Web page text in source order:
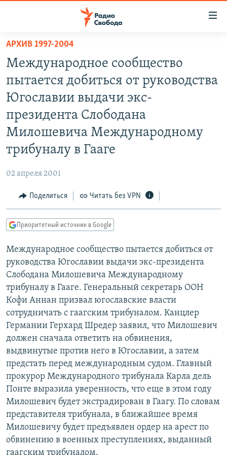
упрощенного
доступа
основному
содержанию
Вернутся
главной
Вернутся
поиску
ПОДКАСТЫ
АВТОРСКИЕ ПРОЕКТЫ
ЦИТАТЫ СВОБОДЫ
МНЕНИЯ
КУЛЬТУРА
СЕВЕР.РЕАЛИИ
СИБИРЬ.РЕАЛИИ
ПОДПИШИТЕСЬ НА РАССЫЛКУ
СОЦИАЛЬНЫЕ СЕТИ
Все сайты РСЕ/РС
АРХИВ 1997-2004
Международное сообщество
пытается добиться от руководства
Югославии выдачи экс-
президента Слободана
Милошевича Международному
трибуналу в Гааге
02 апреля 2001
Поделиться Читать без VPN
Приоритетный источник в Google
Международное сообщество пытается добиться от
руководства Югославии выдачи экс-президента
Слободана Милошевича Международному
трибуналу в Гааге. Генеральный секретарь ООН
Кофи Аннан призвал югославские власти
сотрудничать с гаагским трибуналом. Канцлер
Германии Герхард Шредер заявил, что Милошевич
должен сначала ответить на обвинения,
выдвинутые против него в Югославии, а затем
предстать перед международным судом. Главный
прокурор Международного трибунала Карла дель
Понте выразила уверенность, что еще в этом году
Милошевич будет экстрадирован в Гаагу. По словам
представителя трибунала, в ближайшее время
Милошевичу будет предъявлен ордер на арест по
обвинению в военных преступлениях, выданный
гаагским трибуналом.